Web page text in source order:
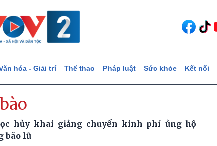
hóa - Giải trí Thể thao Pháp luật Sức khỏe Kết nối
hủy khai giảng chuyển kinh phí ủng hộ
bão lũ